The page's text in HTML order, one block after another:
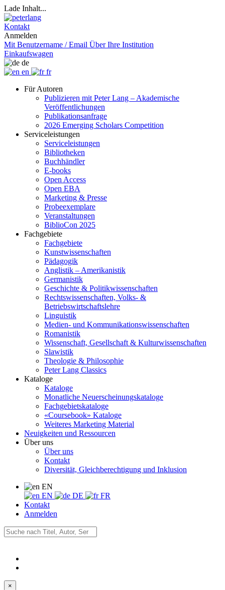
Lade Inhalt...
Kontakt
Anmelden
Mit Benutzername / Email Über Ihre Institution
Einkaufswagen
de
en
fr
Für Autoren
Publizieren mit Peter Lang – Akademische
Veröffentlichungen
Publikationsanfrage
2026 Emerging Scholars Competition
Serviceleistungen
Serviceleistungen
Bibliotheken
Buchhändler
E-books
Open Access
Open EBA
Marketing & Presse
Probeexemplare
Veranstaltungen
BiblioCon 2025
Fachgebiete
Fachgebiete
Kunstwissenschaften
Pädagogik
Anglistik – Amerikanistik
Germanistik
Geschichte & Politikwissenschaften
Rechtswissenschaften, Volks- &
Betriebswirtschaftslehre
Linguistik
Medien- und Kommunikationswissenschaften
Romanistik
Wissenschaft, Gesellschaft & Kulturwissenschaften
Slawistik
Theologie & Philosophie
Peter Lang Classics
Kataloge
Kataloge
Monatliche Neuerscheinungskataloge
Fachgebietskataloge
«Coursebook» Kataloge
Weiteres Marketing Material
Neuigkeiten und Ressourcen
Über uns
Über uns
Kontakt
Diversität, Gleichberechtigung und Inklusion
EN
EN
DE
FR
Kontakt
Anmelden
×